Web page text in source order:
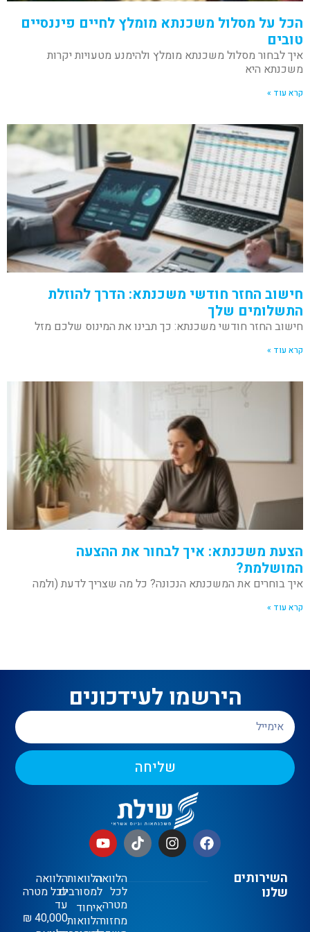
הכל על מסלול משכנתא מומלץ לחיים פיננסיים
טובים
איך לבחור מסלול משכנתא מומלץ ולהימנע מטעויות יקרות
משכנתא היא
קרא עוד »
חישוב החזר חודשי משכנתא: הדרך להוזלת
התשלומים שלך
חישוב החזר חודשי משכנתא: כך תבינו את המינוס שלכם מזל
קרא עוד »
הצעת משכנתא: איך לבחור את ההצעה
המושלמת?
איך בוחרים את המשכנתא הנכונה? כל מה שצריך לדעת (ולמה
קרא עוד »
הירשמו לעידכונים
שליחה
השירותים
שלנו
הלוואה
לכל
מטרה
מחזור
הלוואות
למסורבים
איחוד
הלוואות
הלוואה
לכל מטרה
עד
40,000 ₪